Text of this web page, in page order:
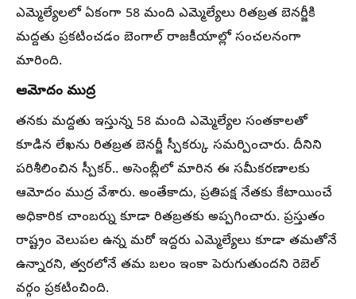
ఎమ్మెల్యేలలో ఏకంగా 58 మంది ఎమ్మెల్యేలు రితబ్రత బెనర్జీకి
మద్దతు ప్రకటించడం బెంగాల్ రాజకీయాల్లో సంచలనంగా
మారింది.
ఆమోదం ముద్ర
తనకు మద్దతు ఇస్తున్న 58 మంది ఎమ్మెల్యేల సంతకాలతో
కూడిన లేఖను రితబ్రత బెనర్జీ స్పీకర్కు సమర్పించారు. దీనిని
పరిశీలించిన స్పీకర్.. అసెంబ్లీలో మారిన ఈ సమీకరణాలకు
ఆమోదం ముద్ర వేశారు. అంతేకాదు, ప్రతిపక్ష నేతకు కేటాయించే
అధికారిక చాంబర్ను కూడా రితబ్రతకు అప్పగించారు. ప్రస్తుతం
రాష్ట్రం వెలుపల ఉన్న మరో ఇద్దరు ఎమ్మెల్యేలు కూడా తమతోనే
ఉన్నారని, త్వరలోనే తమ బలం ఇంకా పెరుగుతుందని రెబెల్
వర్గం ప్రకటించింది.